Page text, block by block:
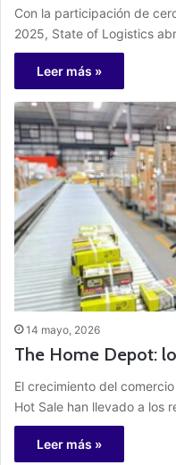
Con la participación de
2025, State of Logistics
Leer más »
14 mayo, 2026
The Home Depot:
El crecimiento del
Hot Sale han llevado a los
Leer más »